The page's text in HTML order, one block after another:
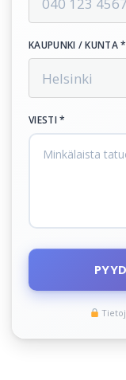
KAUPUNKI / KUNTA *
VIESTI *